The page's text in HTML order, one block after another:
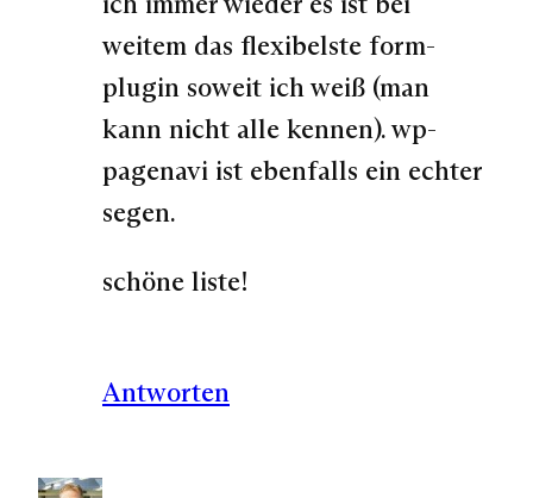
weitem das flexibelste form-
plugin soweit ich weiß (man
kann nicht alle kennen). wp-
pagenavi ist ebenfalls ein echter
segen.
schöne liste!
Antworten